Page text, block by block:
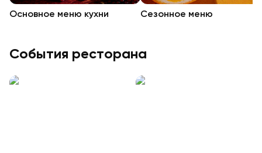
Основное меню кухни Сезонное меню
События ресторана